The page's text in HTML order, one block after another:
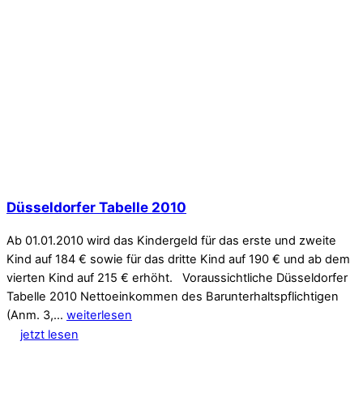
Düsseldorfer Tabelle 2010
Ab 01.01.2010 wird das Kindergeld für das erste und zweite
Kind auf 184 € sowie für das dritte Kind auf 190 € und ab dem
vierten Kind auf 215 € erhöht. Voraussichtliche Düsseldorfer
Tabelle 2010 Nettoeinkommen des Barunterhaltspflichtigen
(Anm. 3,… weiterlesen
jetzt lesen